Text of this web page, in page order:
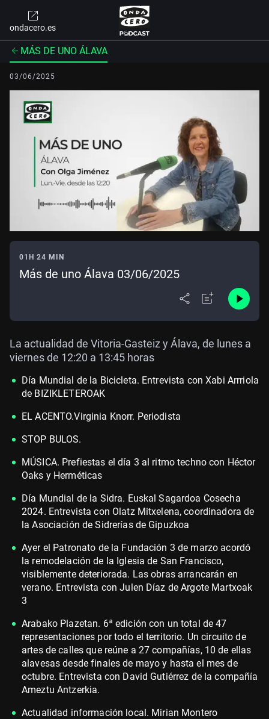
ondacero.es
MÁS DE UNO ÁLAVA
03/06/2025
01H 24 MIN
Más de uno Álava 03/06/2025
La actualidad de Vitoria-Gasteiz y Álava, de lunes a
viernes de 12:20 a 13:45 horas
Día Mundial de la Bicicleta. Entrevista con Xabi Arrriola
de BIZIKLETEROAK
EL ACENTO.Virginia Knorr. Periodista
STOP BULOS.
MÚSICA. Prefiestas el día 3 al ritmo techno con Héctor
Oaks y Herméticas
Día Mundial de la Sidra. Euskal Sagardoa Cosecha
2024. Entrevista con Olatz Mitxelena, coordinadora de
la Asociación de Sidrerías de Gipuzkoa
Ayer el Patronato de la Fundación 3 de marzo acordó
la remodelación de la Iglesia de San Francisco,
visiblemente deteriorada. Las obras arrancarán en
verano. Entrevista con Julen Díaz de Argote Martxoak
3
Arabako Plazetan. 6ª edición con un total de 47
representaciones por todo el territorio. Un circuito de
artes de calles que reúne a 27 compañías, 10 de ellas
alavesas desde finales de mayo y hasta el mes de
octubre. Entrevista con David Gutiérrez de la compañía
Ameztu Antzerkia.
Actualidad información local. Mirian Montero